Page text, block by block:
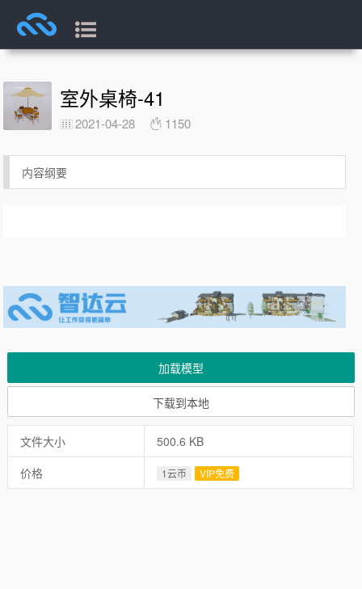
室外桌椅-41
2021-04-28 1150
内容纲要
加载模型
下载到本地
文件大小
500.6 KB
价格
1云币 VIP免费